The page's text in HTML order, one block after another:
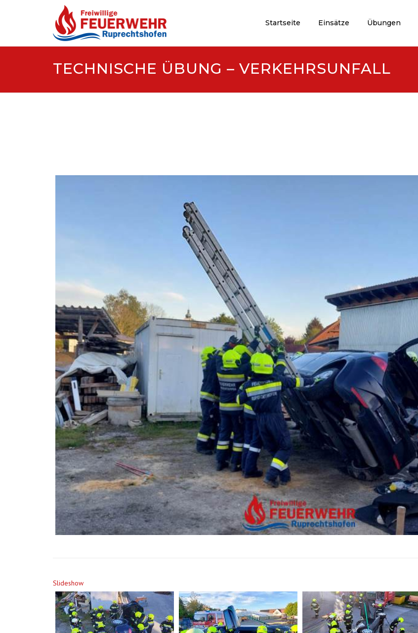
Startseite Einsätze Übungen
TECHNISCHE ÜBUNG – VERKEHRSUNFALL
Slideshow